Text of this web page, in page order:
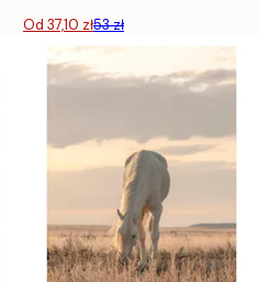
Od 37,10 zł53 zł